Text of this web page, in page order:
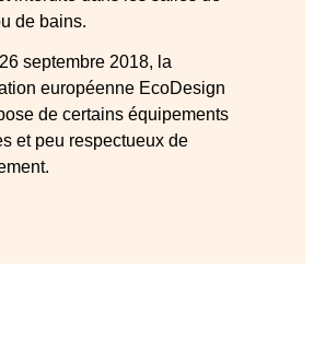
de bains.
septembre 2018, la
européenne EcoDesign
de certains équipements
et peu respectueux de